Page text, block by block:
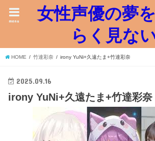
女性声優の夢
らく見な
menu
HOME 竹達彩奈 irony YuNi+久遠たま+竹達彩奈
2025.09.16
irony YuNi+久遠たま+竹達彩奈